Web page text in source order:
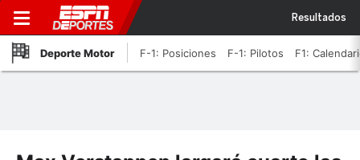
Resultados
Deporte Motor F-1: Posiciones F-1: Pilotos F1: